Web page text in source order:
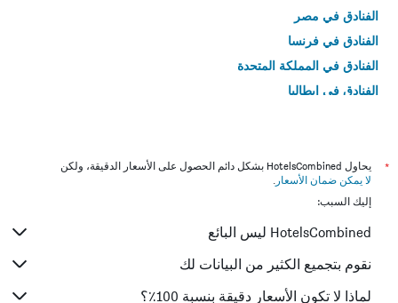
الفنادق في مصر
الفنادق في فرنسا
الفنادق في المملكة المتحدة
الفنادق في إيطاليا
*
يحاول HotelsCombined بشكل دائم الحصول على الأسعار الدقيقة، ولكن
لا يمكن ضمان الأسعار .
إليك السبب:
HotelsCombined ليس البائع
نقوم بتجميع الكثير من البيانات لك
لماذا لا تكون الأسعار دقيقة بنسبة 100٪؟